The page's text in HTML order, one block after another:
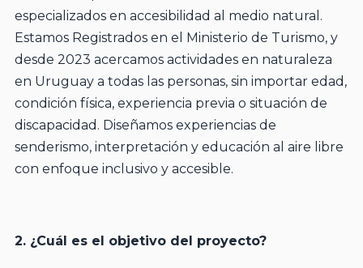
especializados en accesibilidad al medio natural.
Estamos Registrados en el Ministerio de Turismo, y
desde 2023 acercamos actividades en naturaleza
en Uruguay a todas las personas, sin importar edad,
condición física, experiencia previa o situación de
discapacidad. Diseñamos experiencias de
senderismo, interpretación y educación al aire libre
con enfoque inclusivo y accesible.
2. ¿Cuál es el objetivo del proyecto?